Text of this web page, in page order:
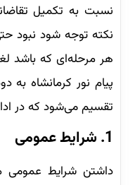
نسبت به تکمیل
نکته توجه شود نبود
هر مرحله‌ای که باشد
پیام نور کرمانشاه
تقسیم می‌شود که در
1. شرایط عمومی
داشتن شرایط عمومی